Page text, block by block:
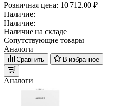
Розничная цена: 10 712.00 ₽
Наличие:
Наличие:
Наличие на складе
Сопутствующие товары
Аналоги
Сравнить В избранное
Аналоги